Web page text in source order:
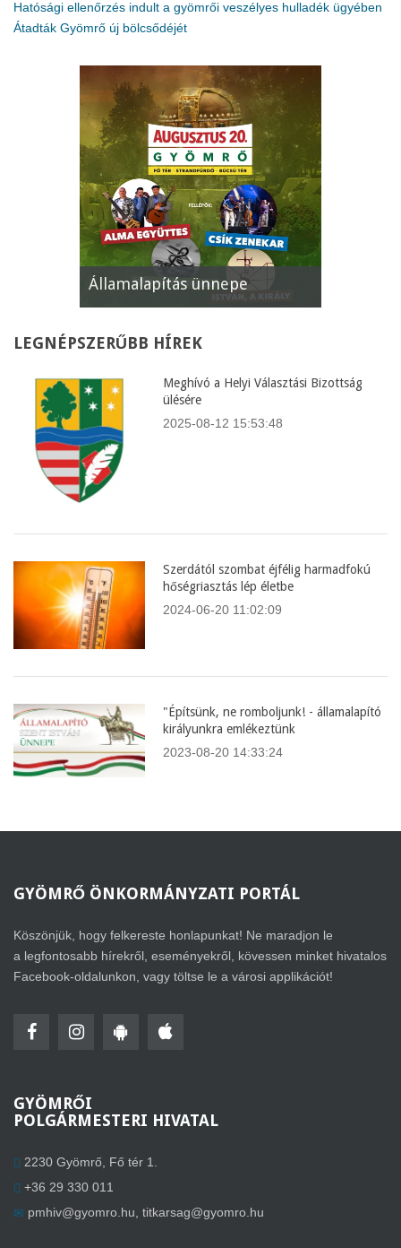
Hatósági ellenőrzés indult a gyömrői veszélyes hulladék ügyében
Átadták Gyömrő új bölcsődéjét
Államalapítás ünnepe
LEGNÉPSZERŰBB HÍREK
Meghívó a Helyi Választási Bizottság
ülésére
2025-08-12 15:53:48
Szerdától szombat éjfélig harmadfokú
hőségriasztás lép életbe
2024-06-20 11:02:09
"Építsünk, ne romboljunk! - államalapító
királyunkra emlékeztünk
2023-08-20 14:33:24
GYÖMRŐ ÖNKORMÁNYZATI PORTÁL
Köszönjük, hogy felkereste honlapunkat! Ne maradjon le
a legfontosabb hírekről, eseményekről, kövessen minket hivatalos
Facebook-oldalunkon, vagy töltse le a városi applikációt!
GYÖMRŐI
POLGÁRMESTERI HIVATAL
2230 Gyömrő, Fő tér 1.
+36 29 330 011
pmhiv@gyomro.hu titkarsag@gyomro.hu